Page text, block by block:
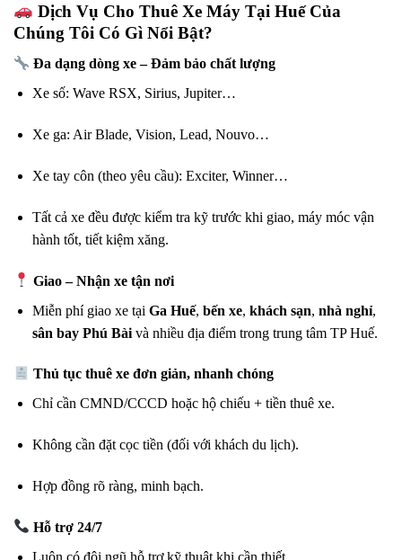
Dịch Vụ Cho Thuê Xe Máy Tại Huế Của
Chúng Tôi Có Gì Nổi Bật?
Đa dạng dòng xe – Đảm bảo chất lượng
Xe số: Wave RSX, Sirius, Jupiter…
Xe ga: Air Blade, Vision, Lead, Nouvo…
Xe tay côn (theo yêu cầu): Exciter, Winner…
Tất cả xe đều được kiểm tra kỹ trước khi giao, máy móc vận
hành tốt, tiết kiệm xăng.
Giao – Nhận xe tận nơi
Miễn phí giao xe tại Ga Huế, bến xe, khách sạn, nhà nghỉ,
sân bay Phú Bàivà nhiều địa điểm trong trung tâm TP Huế.
Thủ tục thuê xe đơn giản, nhanh chóng
Chỉ cần CMND/CCCD hoặc hộ chiếu + tiền thuê xe.
Không cần đặt cọc tiền (đối với khách du lịch).
Hợp đồng rõ ràng, minh bạch.
Hỗ trợ 24/7
Luôn có đội ngũ hỗ trợ kỹ thuật khi cần thiết.